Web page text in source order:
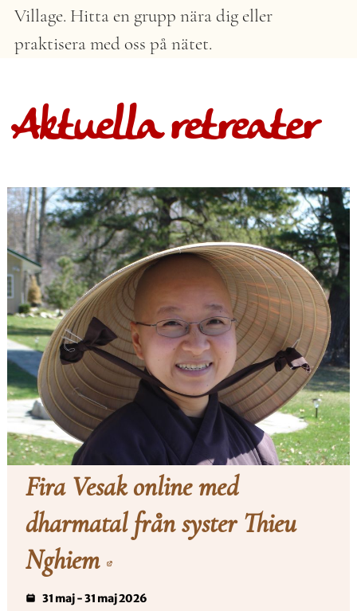
Village. Hitta en grupp nära digeller
praktisera med oss på nätet.
Aktuella retreater
Fira Vesak online med
dharmatal från syster Thieu
Nghiem
31 maj - 31 maj 2026